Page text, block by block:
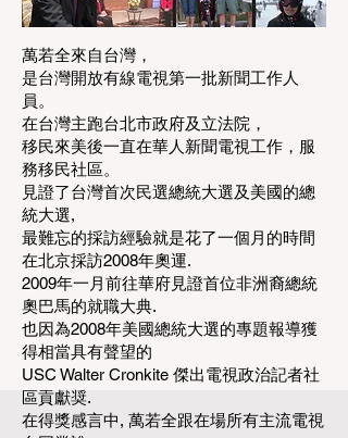
萬若全來自台灣，
是台灣開放有線電視第一批新聞工作人
員。
在台灣主跑台北市政府及立法院，
移民來美後一直在華人新聞電視工作，服
務移民社區。
見證了台灣首次民選總統大選及美國的總
統大選,
最難忘的採訪經驗就是花了一個月的時間
在北京採訪2008年奧運.
2009年一月前往華府見證首位非洲裔總統
奧巴馬的就職大典.
也因為2008年美國總統大選的專題報導獲
得相當具有聲望的
USC Walter Cronkite 傑出電視政治記者社
區貢獻奨.
在得獎感言中, 萬若全跟在場所有主流電視